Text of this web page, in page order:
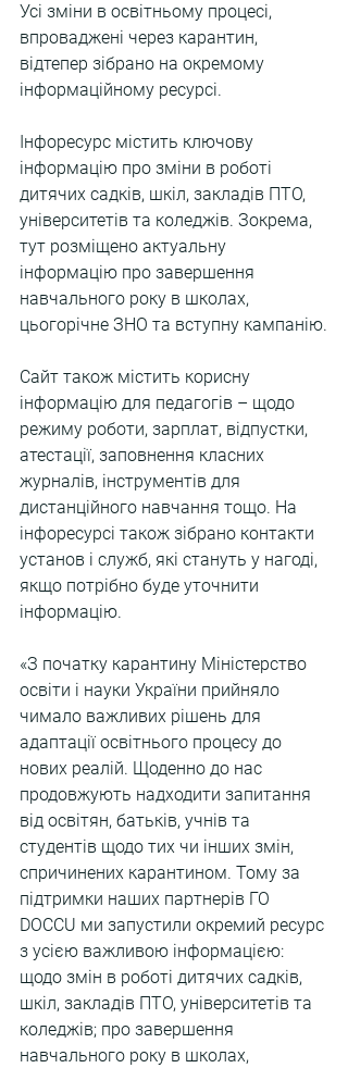
Усі зміни в освітньому процесі,
впроваджені через карантин,
відтепер зібрано на окремому
інформаційному ресурсі.
Інфоресурс містить ключову
інформацію про зміни в роботі
дитячих садків, шкіл, закладів ПТО,
університетів та коледжів. Зокрема,
тут розміщено актуальну
інформацію про завершення
навчального року в школах,
цьогорічне ЗНО та вступну кампанію.
Сайт також містить корисну
інформацію для педагогів – щодо
режиму роботи, зарплат, відпустки,
атестації, заповнення класних
журналів, інструментів для
дистанційного навчання тощо. На
інфоресурсі також зібрано контакти
установ і служб, які стануть у нагоді,
якщо потрібно буде уточнити
інформацію.
«З початку карантину Міністерство
освіти і науки України прийняло
чимало важливих рішень для
адаптації освітнього процесу до
нових реалій. Щоденно до нас
продовжують надходити запитання
від освітян, батьків, учнів та
студентів щодо тих чи інших змін,
спричинених карантином. Тому за
підтримки наших партнерів ГО
DOCCU ми запустили окремий ресурс
з усією важливою інформацією:
щодо змін в роботі дитячих садків,
шкіл, закладів ПТО, університетів та
коледжів; про завершення
навчального року в школах,